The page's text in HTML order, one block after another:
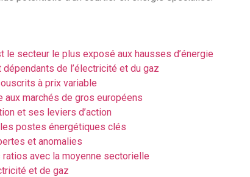
le secteur le plus exposé aux hausses d’énergie
de l’électricité et du gaz
à prix variable
aux marchés de gros européens
et ses leviers d’action
les postes énergétiques clés
et anomalies
ratios avec la moyenne sectorielle
et de gaz